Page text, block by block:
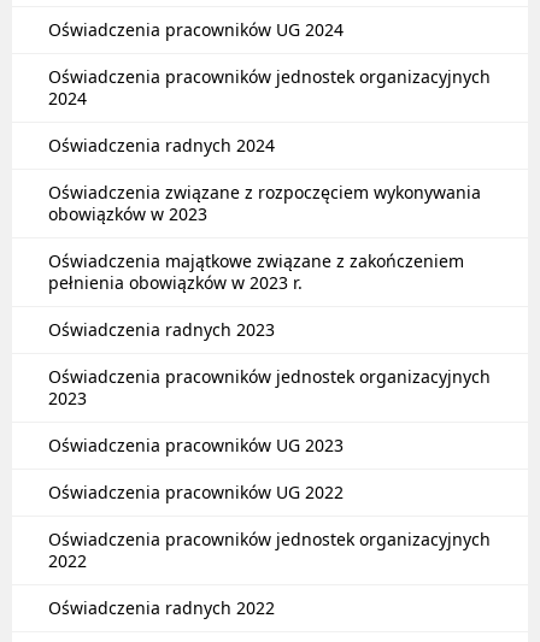
Oświadczenia pracowników UG 2024
Oświadczenia pracowników jednostek organizacyjnych
2024
Oświadczenia radnych 2024
Oświadczenia związane z rozpoczęciem wykonywania
obowiązków w 2023
Oświadczenia majątkowe związane z zakończeniem
pełnienia obowiązków w 2023 r.
Oświadczenia radnych 2023
Oświadczenia pracowników jednostek organizacyjnych
2023
Oświadczenia pracowników UG 2023
Oświadczenia pracowników UG 2022
Oświadczenia pracowników jednostek organizacyjnych
2022
Oświadczenia radnych 2022